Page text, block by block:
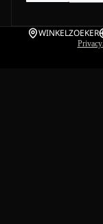
WINKELZOEKER
Privacy